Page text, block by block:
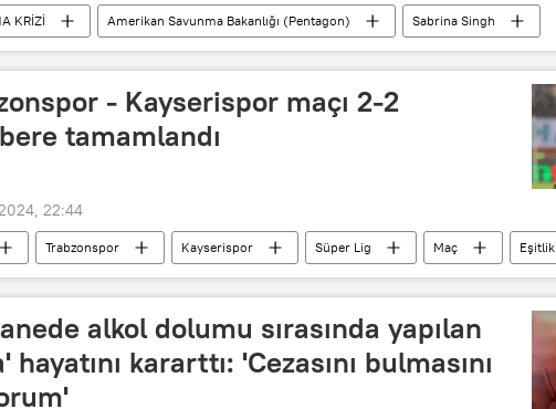
KRİZİ Amerikan Savunma Bakanlığı (Pentagon)
Sabrina Singh
Rusya Washington uzun menzilli füze
Kısıtlama
- Kayserispor maçı 2-2
tamamlandı
22:44
Trabzonspor Kayserispor Süper Lig Maç
Eşitlik
alkol dolumu sırasında yapılan
hayatını kararttı: 'Cezasını bulmasını